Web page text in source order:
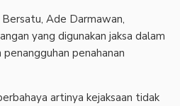
Ade Darmawan,
yang digunakan jaksa dalam
penahanan
artinya kejaksaan tidak